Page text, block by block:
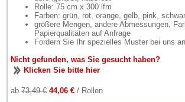
Rolle: 75 cm x 300 lfm
Farben: grün, rot, orange, gelb, pink,
größere Mengen, andere Abmessungen,
Papierqualitäten auf Anfrage
Fordern Sie Ihr spezielles Muster bei uns
Nicht gefunden, was Sie gesucht haben?
Klicken Sie bitte hier
ab 73,49 € 44,06 € / Rollen